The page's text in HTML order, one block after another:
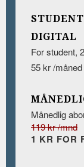
DIGITAL
For student,
55 kr /måned
Månedlig
119 kr /mnd